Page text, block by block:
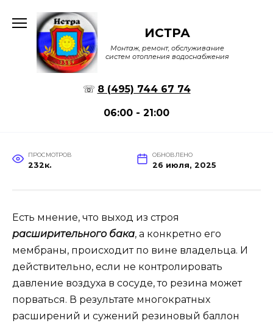
содержанию
ИСТРА
Монтаж, ремонт, обслуживание
систем отопления водоснабжения
☏ 8 (495) 744 67 74
06:00 - 21:00
ПРОСМОТРОВ
232к.
ОБНОВЛЕНО
26 июля, 2025
Есть мнение, что выход из строя
расширительного бака, а конкретно его
мембраны, происходит по вине владельца. И
действительно, если не контролировать
давление воздуха в сосуде, то резина может
порваться. В результате многократных
расширений и сужений резиновый баллон